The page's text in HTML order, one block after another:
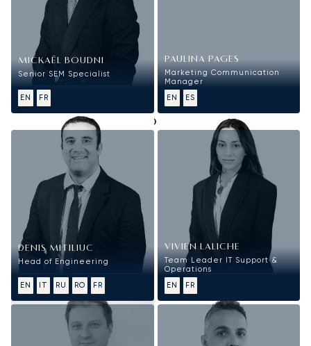
MICKAËL BOUDNI
Senior SEM Specialist
EN FR
PAULINA PAGES
Marketing Communication
Manager
EN
ES
Technologies de l'Information
DENIS MITILIUC
Head of Engineering
EN IT RU RO FR
VIVIEN LALICHE
Team Leader IT Support &
Operations
EN
FR